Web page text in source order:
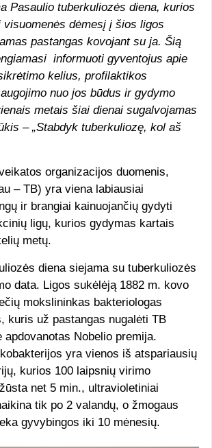
Pasaulio tuberkuliozės diena, kurios
dėmesį į šios ligos
pastangas kovojant su ja. Šią
informuoti gyventojus apie
kelius, profilaktikos
nuo jos būdus ir gydymo
metais šiai dienai sugalvojamas
– „Stabdyk tuberkuliozę, kol aš
organizacijos duomenis,
– TB) yra viena labiausiai
ir brangiai kainuojančių gydyti
ligų, kurios gydymas kartais
metų.
diena siejama su tuberkuliozės
data. Ligos sukėlėją 1882 m. kovo
mokslininkas bakteriologas
kuris už pastangas nugalėti TB
apdovanotas Nobelio premija.
yra vienos iš atspariausių
kurios 100 laipsnių virimo
net 5 min., ultravioletiniai
tik po 2 valandų, o žmogaus
gyvybingos iki 10 mėnesių.